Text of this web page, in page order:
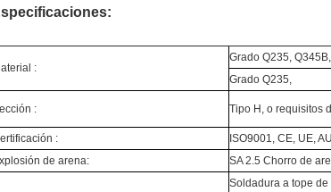
:
Grado Q235,
Grado Q235,
: Tipo H, o requisitos
:
ISO9001, CE, UE,
de arena:
SA 2.5 Chorro de
Soldadura a tope